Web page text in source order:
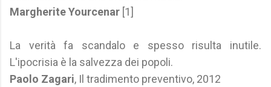
Margherite Yourcenar [1]
La verità fa scandalo e spesso risulta inutile.
L'ipocrisia è la salvezza dei popoli.
Paolo Zagari, Il tradimento preventivo, 2012